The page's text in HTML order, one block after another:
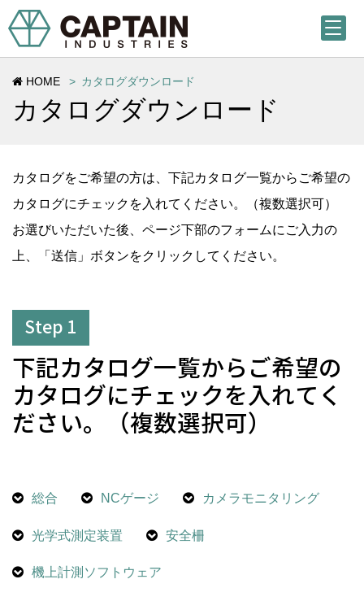
HOME カタログダウンロード
カタログダウンロード
カタログをご希望の方は、下記カタログ一覧からご希望の
カタログにチェックを入れてください。（複数選択可）
お選びいただいた後、ページ下部のフォームにご入力の
上、「送信」ボタンをクリックしてください。
Step 1
下記カタログ一覧からご希望の
カタログにチェックを入れてく
ださい。（複数選択可）
総合 NCゲージ カメラモニタリング
光学式測定装置 安全柵
機上計測ソフトウェア